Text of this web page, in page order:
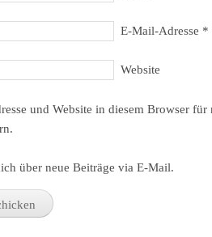
E-Mail-Adresse *
Website
und Website in diesem Browser für
über neue Beiträge via E-Mail.